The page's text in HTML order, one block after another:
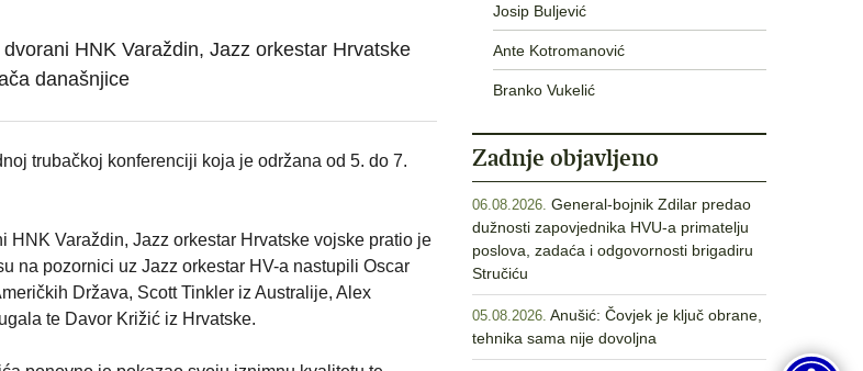
HNK Varaždin, Jazz orkestar Hrvatske
današnjice
trubačkoj konferenciji koja je održana od 5. do 7.
HNK Varaždin, Jazz orkestar Hrvatske vojske pratio je
na pozornici uz Jazz orkestar HV-a nastupili Oscar
Država, Scott Tinkler iz Australije, Alex
te Davor Križić iz Hrvatske.
Josip Buljević
Ante Kotromanović
Branko Vukelić
Zadnje objavljeno
06.08.2026. General-bojnik Zdilar predao
dužnosti zapovjednika HVU-a primatelju
poslova, zadaća i odgovornosti brigadiru
Stručiću
05.08.2026. Anušić: Čovjek je ključ obrane,
tehnika sama nije dovoljna